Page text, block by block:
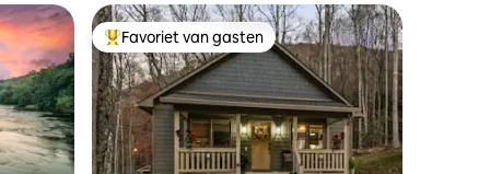
Topfavoriet van gasten
Favoriet van gasten